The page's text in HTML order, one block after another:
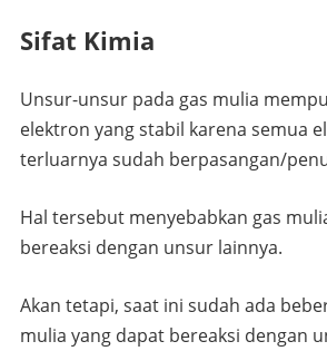
Sifat Kimia
Unsur-unsur pada gas mulia
elektron yang stabil karena semua
terluarnya sudah berpasangan/
Hal tersebut menyebabkan gas
bereaksi dengan unsur lainnya.
Akan tetapi, saat ini sudah ada
mulia yang dapat bereaksi dengan